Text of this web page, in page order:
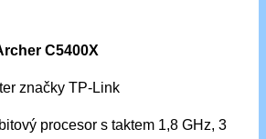
C5400X
značky TP-Link
procesor s taktem 1,8 GHz, 3